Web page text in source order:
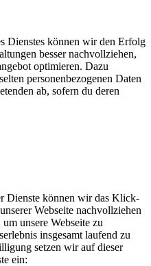
Dienstes können wir den Erfolg
besser nachvollziehen,
optimieren. Dazu
personenbezogenen Daten
ab, sofern du deren
Dienste können wir das Klick-
Webseite nachvollziehen
unsere Webseite zu
insgesamt laufend zu
setzen wir auf dieser
ein: